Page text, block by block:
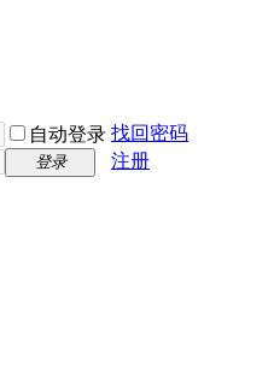
自动登录 找回密码
登录
注册